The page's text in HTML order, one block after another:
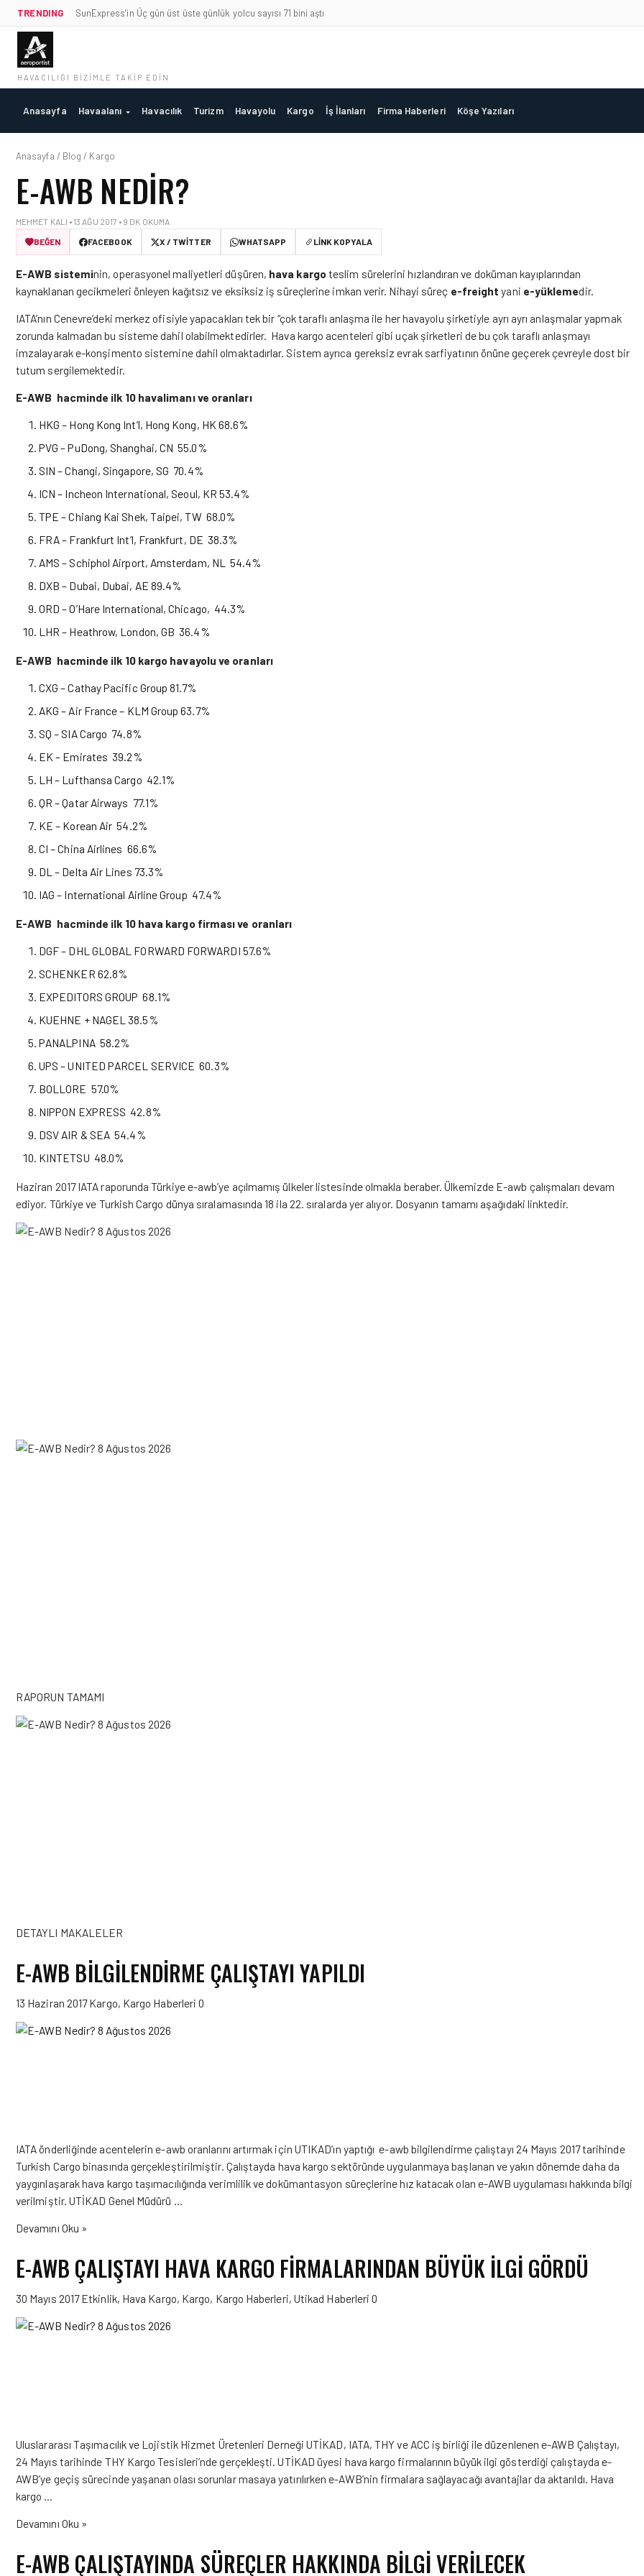
TRENDING SunExpress’in Üç gün üst üste günlük yolcu sayısı 71 bini aştı
HAVACILIĞI BIZIMLE TAKIP EDIN
Anasayfa Havaalanı Havacılık Turizm Havayolu Kargo İş İlanları Firma Haberleri Köşe Yazıları
Anasayfa / Blog / Kargo
E-AWB NEDIR?
MEHMET KALI • 13 AĞU 2017 • 9 DK OKUMA
BEĞEN
FACEBOOK X / TWITTER WHATSAPP LINK KOPYALA
E-AWB sisteminin, operasyonel maliyetleri düşüren, hava kargoteslim sürelerini hızlandıran ve doküman kayıplarından
kaynaklanan gecikmeleri önleyen kağıtsız ve eksiksiz iş süreçlerine imkan verir. Nihayi süreç e-freight yani e-yüklemedir.
IATA’nın Cenevre’deki merkez ofisiyle yapacakları tek bir “çok taraflı anlaşma ile her havayolu şirketiyle ayrı ayrı anlaşmalar yapmak
zorunda kalmadan bu sisteme dahil olabilmektedirler. Hava kargo acenteleri gibi uçak şirketleri de bu çok taraflı anlaşmayı
imzalayarak e-konşimento sistemine dahil olmaktadırlar. Sistem ayrıca gereksiz evrak sarfiyatının önüne geçerek çevreyle dost bir
tutum sergilemektedir.
E-AWB hacminde ilk 10 havalimanı ve oranları
HKG – Hong Kong Int’l, Hong Kong, HK 68.6%
PVG – PuDong, Shanghai, CN 55.0%
SIN – Changi, Singapore, SG 70.4%
ICN – Incheon International, Seoul, KR 53.4%
TPE – Chiang Kai Shek, Taipei, TW 68.0%
FRA – Frankfurt Int’l, Frankfurt, DE 38.3%
AMS – Schiphol Airport, Amsterdam, NL 54.4%
DXB – Dubai, Dubai, AE 89.4%
ORD – O’Hare International, Chicago, 44.3%
LHR – Heathrow, London, GB 36.4%
E-AWB hacminde ilk 10 kargo havayolu ve oranları
CXG – Cathay Pacific Group 81.7%
AKG – Air France – KLM Group 63.7%
SQ – SIA Cargo 74.8%
EK – Emirates 39.2%
LH – Lufthansa Cargo 42.1%
QR – Qatar Airways 77.1%
KE – Korean Air 54.2%
CI – China Airlines 66.6%
DL – Delta Air Lines 73.3%
IAG – International Airline Group 47.4%
E-AWB hacminde ilk 10 hava kargo firması ve oranları
DGF – DHL GLOBAL FORWARD FORWARDI 57.6%
SCHENKER 62.8%
EXPEDITORS GROUP 68.1%
KUEHNE + NAGEL 38.5%
PANALPINA 58.2%
UPS – UNITED PARCEL SERVICE 60.3%
BOLLORE 57.0%
NIPPON EXPRESS 42.8%
DSV AIR & SEA 54.4%
KINTETSU 48.0%
Haziran 2017 IATA raporunda Türkiye e-awb’ye açılmamış ülkeler listesinde olmakla beraber. Ülkemizde E-awb çalışmaları devam
ediyor. Türkiye ve Turkish Cargo dünya sıralamasında 18 ila 22. sıralarda yer alıyor. Dosyanın tamamı aşağıdaki linktedir.
RAPORUN TAMAMI
DETAYLI MAKALELER
E-AWB BILGILENDIRME ÇALIŞTAYI YAPILDI
13 Haziran 2017Kargo, Kargo Haberleri 0
IATA önderliğinde acentelerin e-awb oranlarını artırmak için UTIKAD’ın yaptığı e-awb bilgilendirme çalıştayı 24 Mayıs 2017 tarihinde
Turkish Cargo binasında gerçekleştirilmiştir. Çalıştayda hava kargo sektöründe uygulanmaya başlanan ve yakın dönemde daha da
yaygınlaşarak hava kargo taşımacılığında verimlilik ve dokümantasyon süreçlerine hız katacak olan e-AWB uygulaması hakkında bilgi
verilmiştir. UTİKAD Genel Müdürü …
Devamını Oku »
E-AWB ÇALIŞTAYI HAVA KARGO FIRMALARINDAN BÜYÜK İLGI GÖRDÜ
30 Mayıs 2017 Etkinlik, Hava Kargo, Kargo, Kargo Haberleri, Utikad Haberleri 0
Uluslararası Taşımacılık ve Lojistik Hizmet Üretenleri Derneği UTİKAD, IATA, THY ve ACC iş birliği ile düzenlenen e-AWB Çalıştayı,
24 Mayıs tarihinde THY Kargo Tesisleri’nde gerçekleşti. UTİKAD üyesi hava kargo firmalarının büyük ilgi gösterdiği çalıştayda e-
AWB’ye geçiş sürecinde yaşanan olası sorunlar masaya yatırılırken e-AWB’nin firmalara sağlayacağı avantajlar da aktarıldı. Hava
kargo …
Devamını Oku »
E-AWB ÇALIŞTAYINDA SÜREÇLER HAKKINDA BİLGİ VERİLECEK